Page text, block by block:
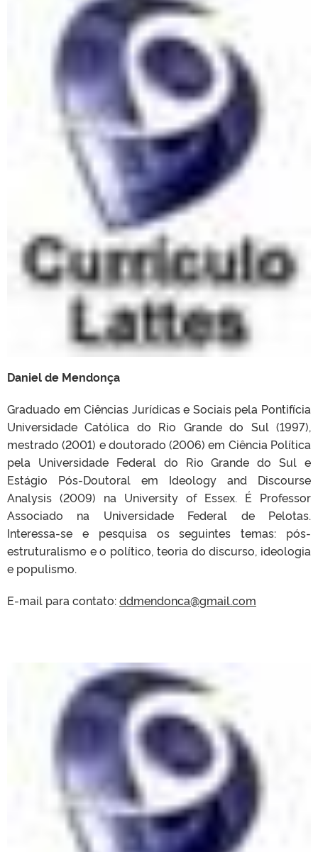
Daniel de Mendonça
Graduado em Ciências Jurídicas e Sociais pela Pontifícia
Universidade Católica do Rio Grande do Sul (1997),
mestrado (2001) e doutorado (2006) em Ciência Política
pela Universidade Federal do Rio Grande do Sul e
Estágio Pós-Doutoral em Ideology and Discourse
Analysis (2009) na University of Essex. É Professor
Associado na Universidade Federal de Pelotas.
Interessa-se e pesquisa os seguintes temas: pós-
estruturalismo e o político, teoria do discurso, ideologia
e populismo.
E-mail para contato:ddmendonca@gmail.com